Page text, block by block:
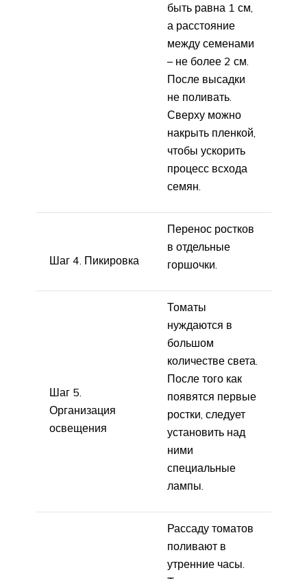
быть равна 1 см,
а расстояние
между семенами
– не более 2 см.
После высадки
не поливать.
Сверху можно
накрыть пленкой,
чтобы ускорить
процесс всхода
семян.
Шаг 4. Пикировка
Перенос ростков
в отдельные
горшочки.
Шаг 5.
Организация
освещения
Томаты
нуждаются в
большом
количестве света.
После того как
появятся первые
ростки, следует
установить над
ними
специальные
лампы.
Рассаду томатов
поливают в
утренние часы.